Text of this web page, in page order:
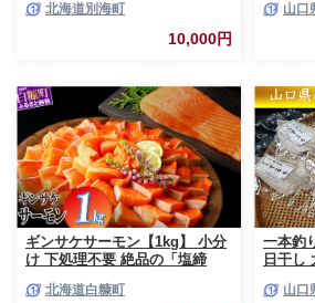
とから選べる！ ギフト いくら
ほたて 海鮮 牛肉 ケーキ アイス
【BY0000010】（ 後から選べ
カタログギフト あとからカタロ
グ あとからカタログポイント
あとからカタログギフト ふるさ
と納税 ）
北海道別海町
10,000円
山口
ギンサケサーモン【1kg】 小分
け 下処理不要 絶品の「塩締
サーモン 鮭 魚 銀鮭 刺身 生食
北海道白糠町
一本釣
日干し
山口